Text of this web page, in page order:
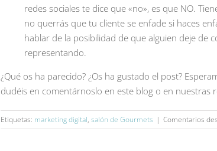
redes sociales te dice que «no», es que NO.
no querrás que tu cliente se enfade si haces
hablar de la posibilidad de que alguien deje de
representando.
¿Qué os ha parecido? ¿Os ha gustado el post?
dudéis en comentárnoslo en este blog o en nuestras
Etiquetas: marketing digital, salón de Gourmets | Comentarios